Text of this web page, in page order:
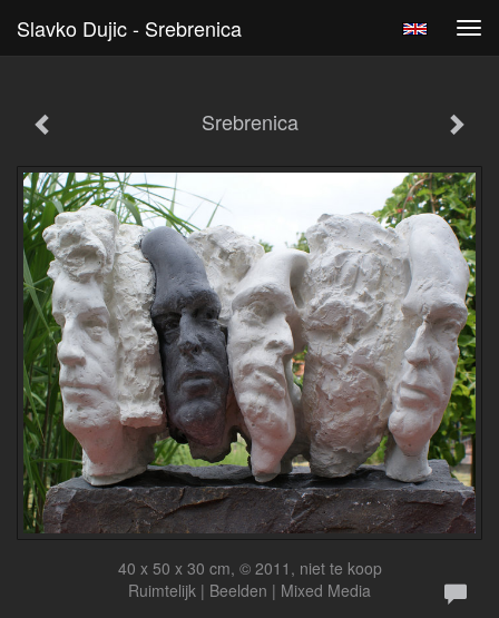
Slavko Dujic - Srebrenica
Srebrenica
40 x 50 x 30 cm, © 2011, niet te koop
Ruimtelijk | Beelden | Mixed Media